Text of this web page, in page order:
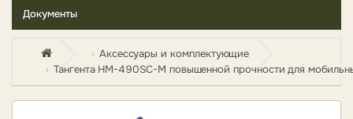
Документы
Аксессуары и комплектующие
Тангента HM-490SC-M повышенной прочности для